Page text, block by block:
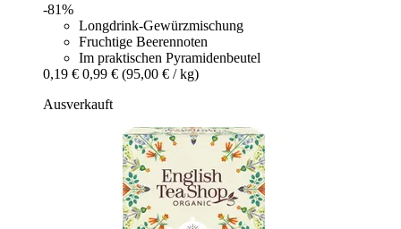
-81%
Longdrink-Gewürzmischung
Fruchtige Beerennoten
Im praktischen Pyramidenbeutel
0,19 € 0,99 € (95,00 € / kg)
Ausverkauft